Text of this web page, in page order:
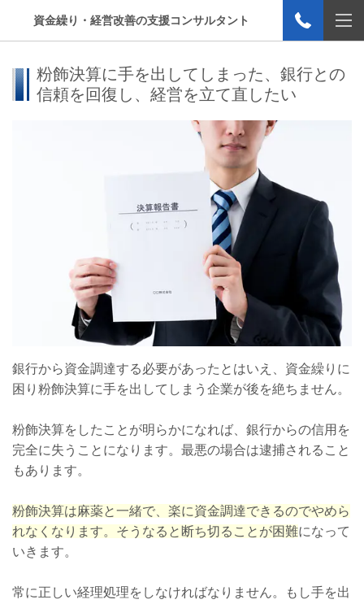
資金繰り・経営改善の支援コンサルタント
粉飾決算に手を出してしまった、銀行との
信頼を回復し、経営を立て直したい
銀行から資金調達する必要があったとはいえ、資金繰りに
困り粉飾決算に手を出してしまう企業が後を絶ちません。
粉飾決算をしたことが明らかになれば、銀行からの信用を
完全に失うことになります。最悪の場合は逮捕されること
もあります。
粉飾決算は麻薬と一緒で、楽に資金調達できるのでやめら
れなくなります。そうなると断ち切ることが困難になって
いきます。
常に正しい経理処理をしなければなりません。もし手を出